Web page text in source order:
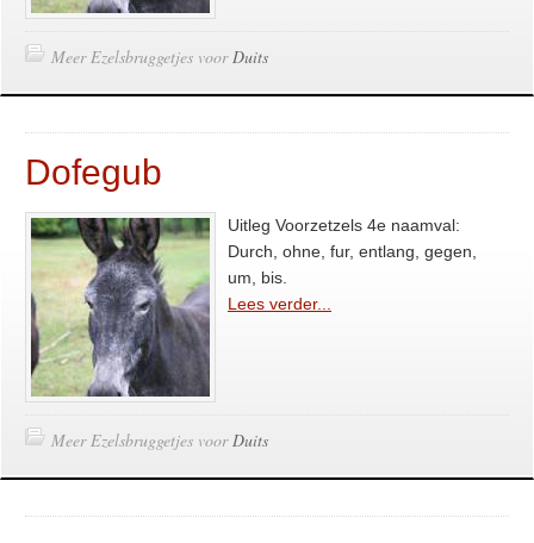
Meer Ezelsbruggetjes voorDuits
Dofegub
Uitleg Voorzetzels 4e naamval:
Durch, ohne, fur, entlang, gegen,
um, bis.
Lees verder...
Meer Ezelsbruggetjes voorDuits